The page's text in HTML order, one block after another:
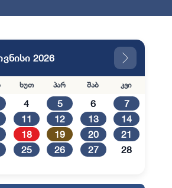
2026
ხუთ პარ შაბ კვი
4 5 6
7
11 12 13
14
18 19 20
21
25 26 27
28